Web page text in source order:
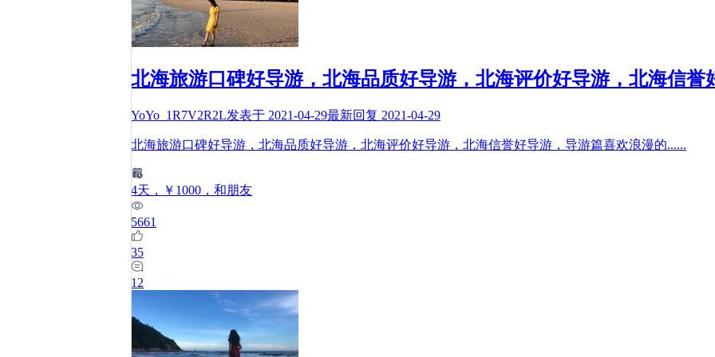
北海旅游口碑好导游，北海品质好导游，北海评价好导游，北海信誉
YoYo_1R7V2R2L发表于 2021-04-29最新回复 2021-04-29
北海旅游口碑好导游，北海品质好导游，北海评价好导游，北海信誉好导游，导游篇喜欢浪漫的......
4天 ，￥1000 ，和朋友
5661
35
12